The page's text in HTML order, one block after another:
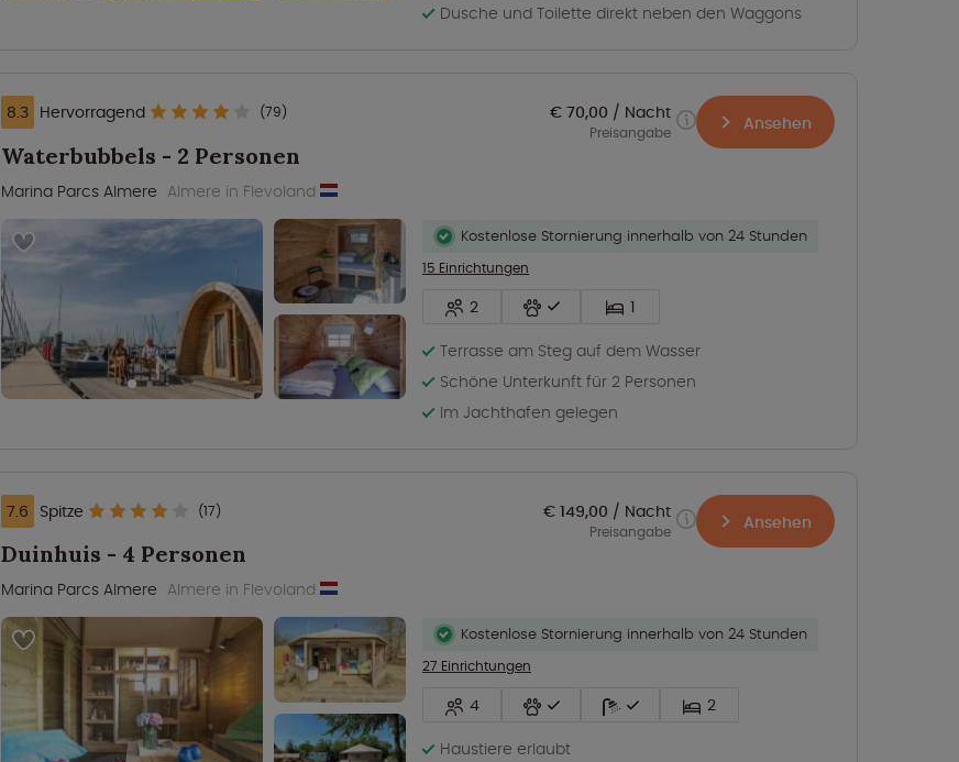
Dusche und Toilette direkt neben den Waggons
8.3 Hervorragend (79)
Waterbubbels - 2 Personen
Marina Parcs Almere Almere in Flevoland
Kostenlose Stornierung innerhalb von 24 Stunden
15 Einrichtungen
2
1
Terrasse am Steg auf dem Wasser
Schöne Unterkunft für 2 Personen
Im Jachthafen gelegen
€ 70,00 Nacht
Preisangabe Ansehen
7.6 Spitze (17)
Duinhuis - 4 Personen
Marina Parcs Almere Almere in Flevoland
Kostenlose Stornierung innerhalb von 24 Stunden
27 Einrichtungen
4
2
Haustiere erlaubt
€ 149,00 Nacht
Preisangabe Ansehen